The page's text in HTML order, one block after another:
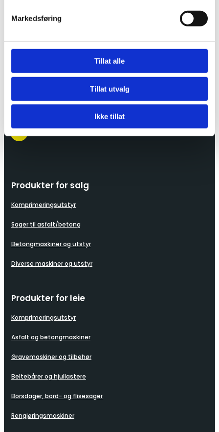
Markedsføring
Tillat alle
Tillat utvalg
Ikke tillat
Lindeberg Næringsvei 26
 post@leimax.no
Produkter for salg
Komprimeringsutstyr
Sager til asfalt/betong
Betongmaskiner og utstyr
Diverse maskiner og utstyr
Produkter for leie
Komprimeringsutstyr
Asfalt og betongmaskiner
Gravemaskiner og tilbehør
Beltebårer og hjullastere
Borsdager, bord- og flisesager
Rengjøringsmaskiner